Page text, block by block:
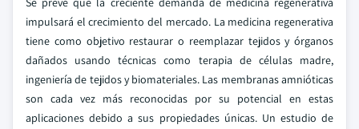
impulsará el crecimiento del mercado. La medicina regenerativa
tiene como objetivo restaurar o reemplazar tejidos y órganos
dañados usando técnicas como terapia de células madre,
ingeniería de tejidos y biomateriales. Las membranas amnióticas
son cada vez más reconocidas por su potencial en estas
aplicaciones debido a sus propiedades únicas. Un estudio de